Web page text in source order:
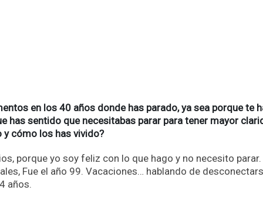
en los 40 años donde has parado, ya sea porque te
has sentido que necesitabas parar para tener mayor
y cómo los has vivido?
porque yo soy feliz con lo que hago y no necesito parar.
Fue el año 99. Vacaciones… hablando de
años.